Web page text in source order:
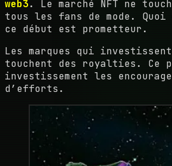
web3. Le marché NFT ne
tous les fans de mode.
ce début est prometteur.
Les marques qui
touchent des royalties. Ce
investissement les
d’efforts.